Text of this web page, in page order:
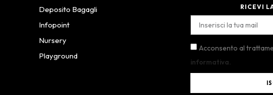
Deposito Bagagli
Infopoint
Nursery
Playground
RICEVI
Acconsento al
informativa.